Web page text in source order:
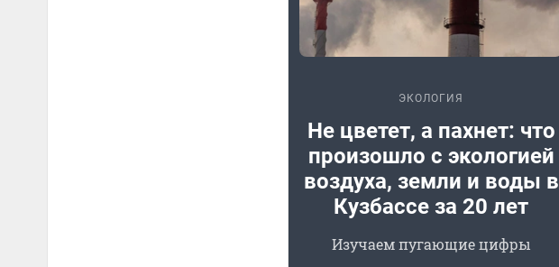
ЭКОЛОГИЯ
Не цветет, а пахнет: что
произошло с экологией
воздуха, земли и воды в
Кузбассе за 20 лет
Изучаем пугающие цифры